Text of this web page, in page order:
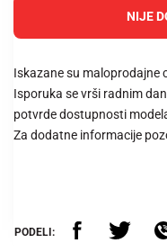
NIJE
Iskazane su maloprodajne
Isporuka se vrši radnim
potvrde dostupnosti
Za dodatne informacije
PODELI: